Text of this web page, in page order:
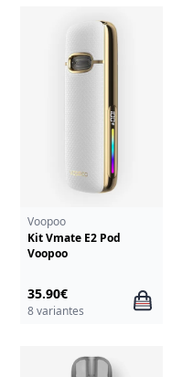
Voopoo
Kit Vmate E2 Pod
Voopoo
35.90€
8 variantes